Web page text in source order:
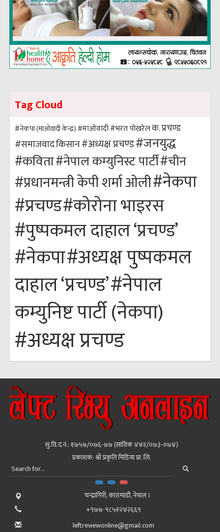
Tag Cloud
#नेकपा (माओवादी केन्द्र) #माओवादी#भरत पोखरेलक. प्रचण्ड
#समाजवादकिसान#अध्यक्ष प्रचण्ड#जनयुद्ध
#कविता#नेपाल कम्युनिस्ट पार्टी#चीन
#प्रधानमन्त्री केपी शर्मा ओली#नेकपा
#प्रचण्ड#कोरोना भाइरस
#पुष्पकमल दाहाल ‘प्रचण्ड’
#नेकपा#अध्यक्ष पुष्पकमल
दाहाल ‘प्रचण्ड’#नेपाल
कम्युनिष्ट पार्टी (नेकपा)
#अध्यक्ष प्रचण्ड
सु.वि.द.नं.: १७५७/०७६-७७ (साविक ४४२/०७३-०७४)
प्रकाशक: श्री प्रकृति मिडिया प्रा. लि.
चन्द्रागिरी, काठमाडाैं, नेपाल ।
+९७७-९८५१२४२६६९
leftreviewonline@gmail.com